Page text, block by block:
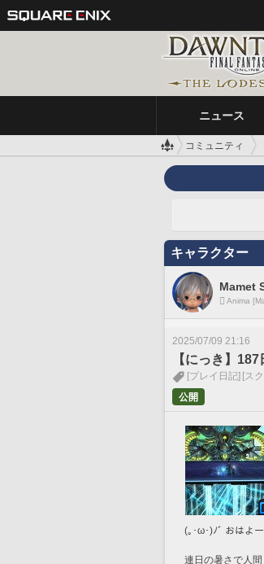
ニュース
コミュニティ
キャラクター
Mamet
Anima
2025/07/09 21:16
【にっき】187
[プレイ日記] [ス
公開
(｡･ω･)ﾉﾞ おはよ
連日の暑さで人